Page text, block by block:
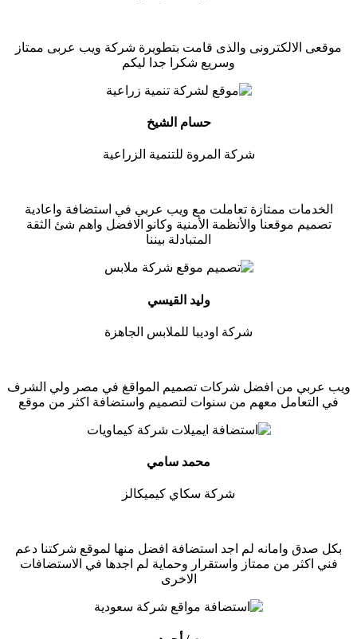
موقعى الالكترونى والذى قامت بتطويرة شركة ويب عربى ممتاز
وسريع شكرا جدا ليكم
حسام الشيخ
شركة المروة للتنمية الزراعية
الخدمات ممتازة تعاملت مع ويب عربي في استضافة واعادية
تصميم موقعنا والأنظمة الأمنية وكانو الافضل واهم شئ الثقة
المتبادلة بيننا
وليد القيسي
شركة اوديبا للملابس الجاهزة
ويب عربي من افضل شركات تصميم المواقغ في مصر ولي الشرف
في التعامل معهم من سنوات لتصميم واستضافة اكثر من موقع
محمد سامي
شركة سكاي كيميكالز
بكل صدق وامانه لم اجد استضافة افضل منها لموقع شركتنا دعم
فني اكثر من ممتاز واستقرار وحماية لم اجدها في الاستضافات
الاخرى